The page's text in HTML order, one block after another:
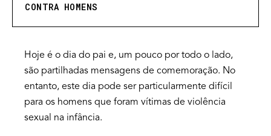
CONTRA HOMENS
Hoje é o dia do pai e, um pouco por todo o lado,
são partilhadas mensagens de comemoração. No
entanto, este dia pode ser particularmente difícil
para os homens que foram vítimas de violência
sexual na infância.